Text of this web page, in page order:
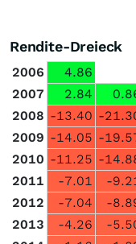
Rendite-Dreieck
2006
4.86
2007
2.84
2008 -13.40 -
2009 -14.05 -
2010 -11.25 -
2011
-7.01 -
2012
-7.04 -
2013
-4.26 -